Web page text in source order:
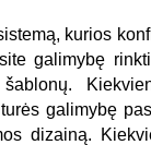
kurios
galimybę
šablonų.
galimybę
dizainą.